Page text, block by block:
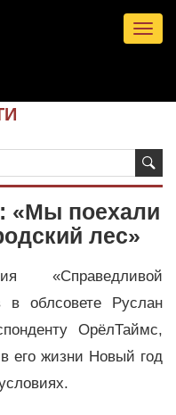
«Мы поехали
лес»
«Справедливой
облсовете Руслан
ОрёлТаймс,
его жизни Новый год